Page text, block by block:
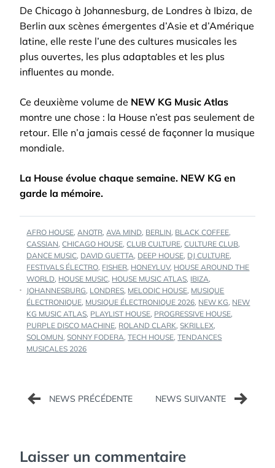
De Chicago à Johannesburg, de Londres à Ibiza, de
Berlin aux scènes émergentes d’Asie et d’Amérique
latine, elle reste l’une des cultures musicales les
plus ouvertes, les plus adaptables et les plus
influentes au monde.
Ce deuxième volume de NEW KG Music Atlas
montre une chose : la House n’est pas seulement de
retour. Elle n’a jamais cessé de façonner la musique
mondiale.
La House évolue chaque semaine. NEW KG en
garde la mémoire.
TAGS
:
AFRO HOUSE, ANOTR, AVA MIND, BERLIN, BLACK COFFEE,
CASSIAN,CHICAGO HOUSE,CLUB CULTURE,CULTURE CLUB,
DANCE MUSIC, DAVID GUETTA, DEEP HOUSE, DJ CULTURE,
FESTIVALS ÉLECTRO, FISHER, HONEYLUV, HOUSE AROUND THE
WORLD, HOUSE MUSIC, HOUSE MUSIC ATLAS, IBIZA,
JOHANNESBURG, LONDRES, MELODIC HOUSE, MUSIQUE
ÉLECTRONIQUE, MUSIQUE ÉLECTRONIQUE 2026, NEW KG, NEW
KG MUSIC ATLAS, PLAYLIST HOUSE, PROGRESSIVE HOUSE,
PURPLE DISCO MACHINE, ROLAND CLARK,SKRILLEX,
SOLOMUN,SONNY FODERA,TECH HOUSE,TENDANCES
MUSICALES 2026
Navigation
de
Laisser un commentaire